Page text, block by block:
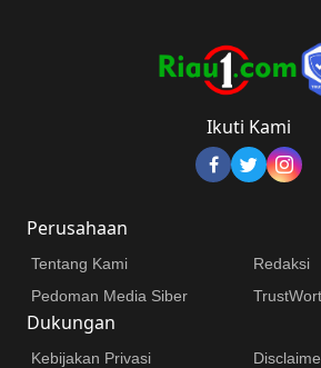
Ikuti Kami
Perusahaan
Tentang Kami
Redaksi
Pedoman Media Siber
Dukungan
Kebijakan Privasi